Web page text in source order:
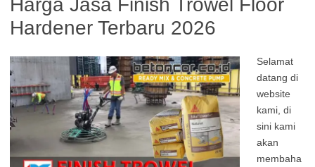
Harga Jasa Finish Trowel Floor
Hardener Terbaru 2026
Selamat
datang di
website
kami, di
sini kami
akan
membaha